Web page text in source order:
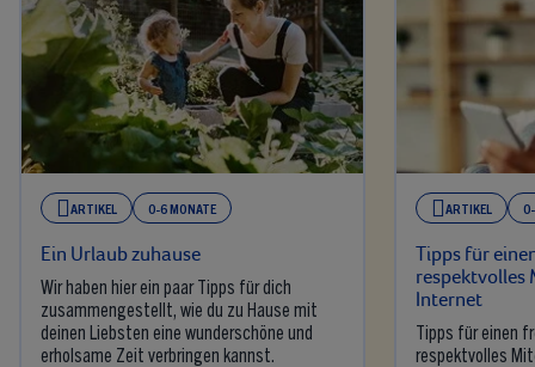
ARTIKEL 0-6 MONATE
Ein Urlaub zuhause
Wir haben hier ein paar Tipps für dich
zusammengestellt, wie du zu Hause mit
deinen Liebsten eine wunderschöne und
erholsame Zeit verbringen kannst.
ARTIKEL
Tipps für
respektvolles
Internet
Tipps für einen
respektvolles